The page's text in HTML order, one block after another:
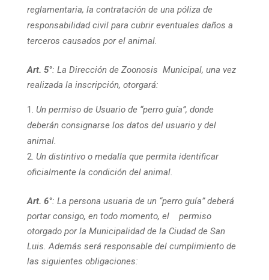
reglamentaria, la contratación de una póliza de
responsabilidad civil para cubrir eventuales daños a
terceros causados por el animal.
Art. 5°: La Dirección de Zoonosis Municipal, una vez
realizada la inscripción, otorgará:
Un permiso de Usuario de “perro guía”, donde
deberán consignarse los datos del usuario y del
animal.
Un distintivo o medalla que permita identificar
oficialmente la condición del animal.
Art. 6°: La persona usuaria de un “perro guía” deberá
portar consigo, en todo momento, el permiso
otorgado por la Municipalidad de la Ciudad de San
Luis. Además será responsable del cumplimiento de
las siguientes obligaciones: